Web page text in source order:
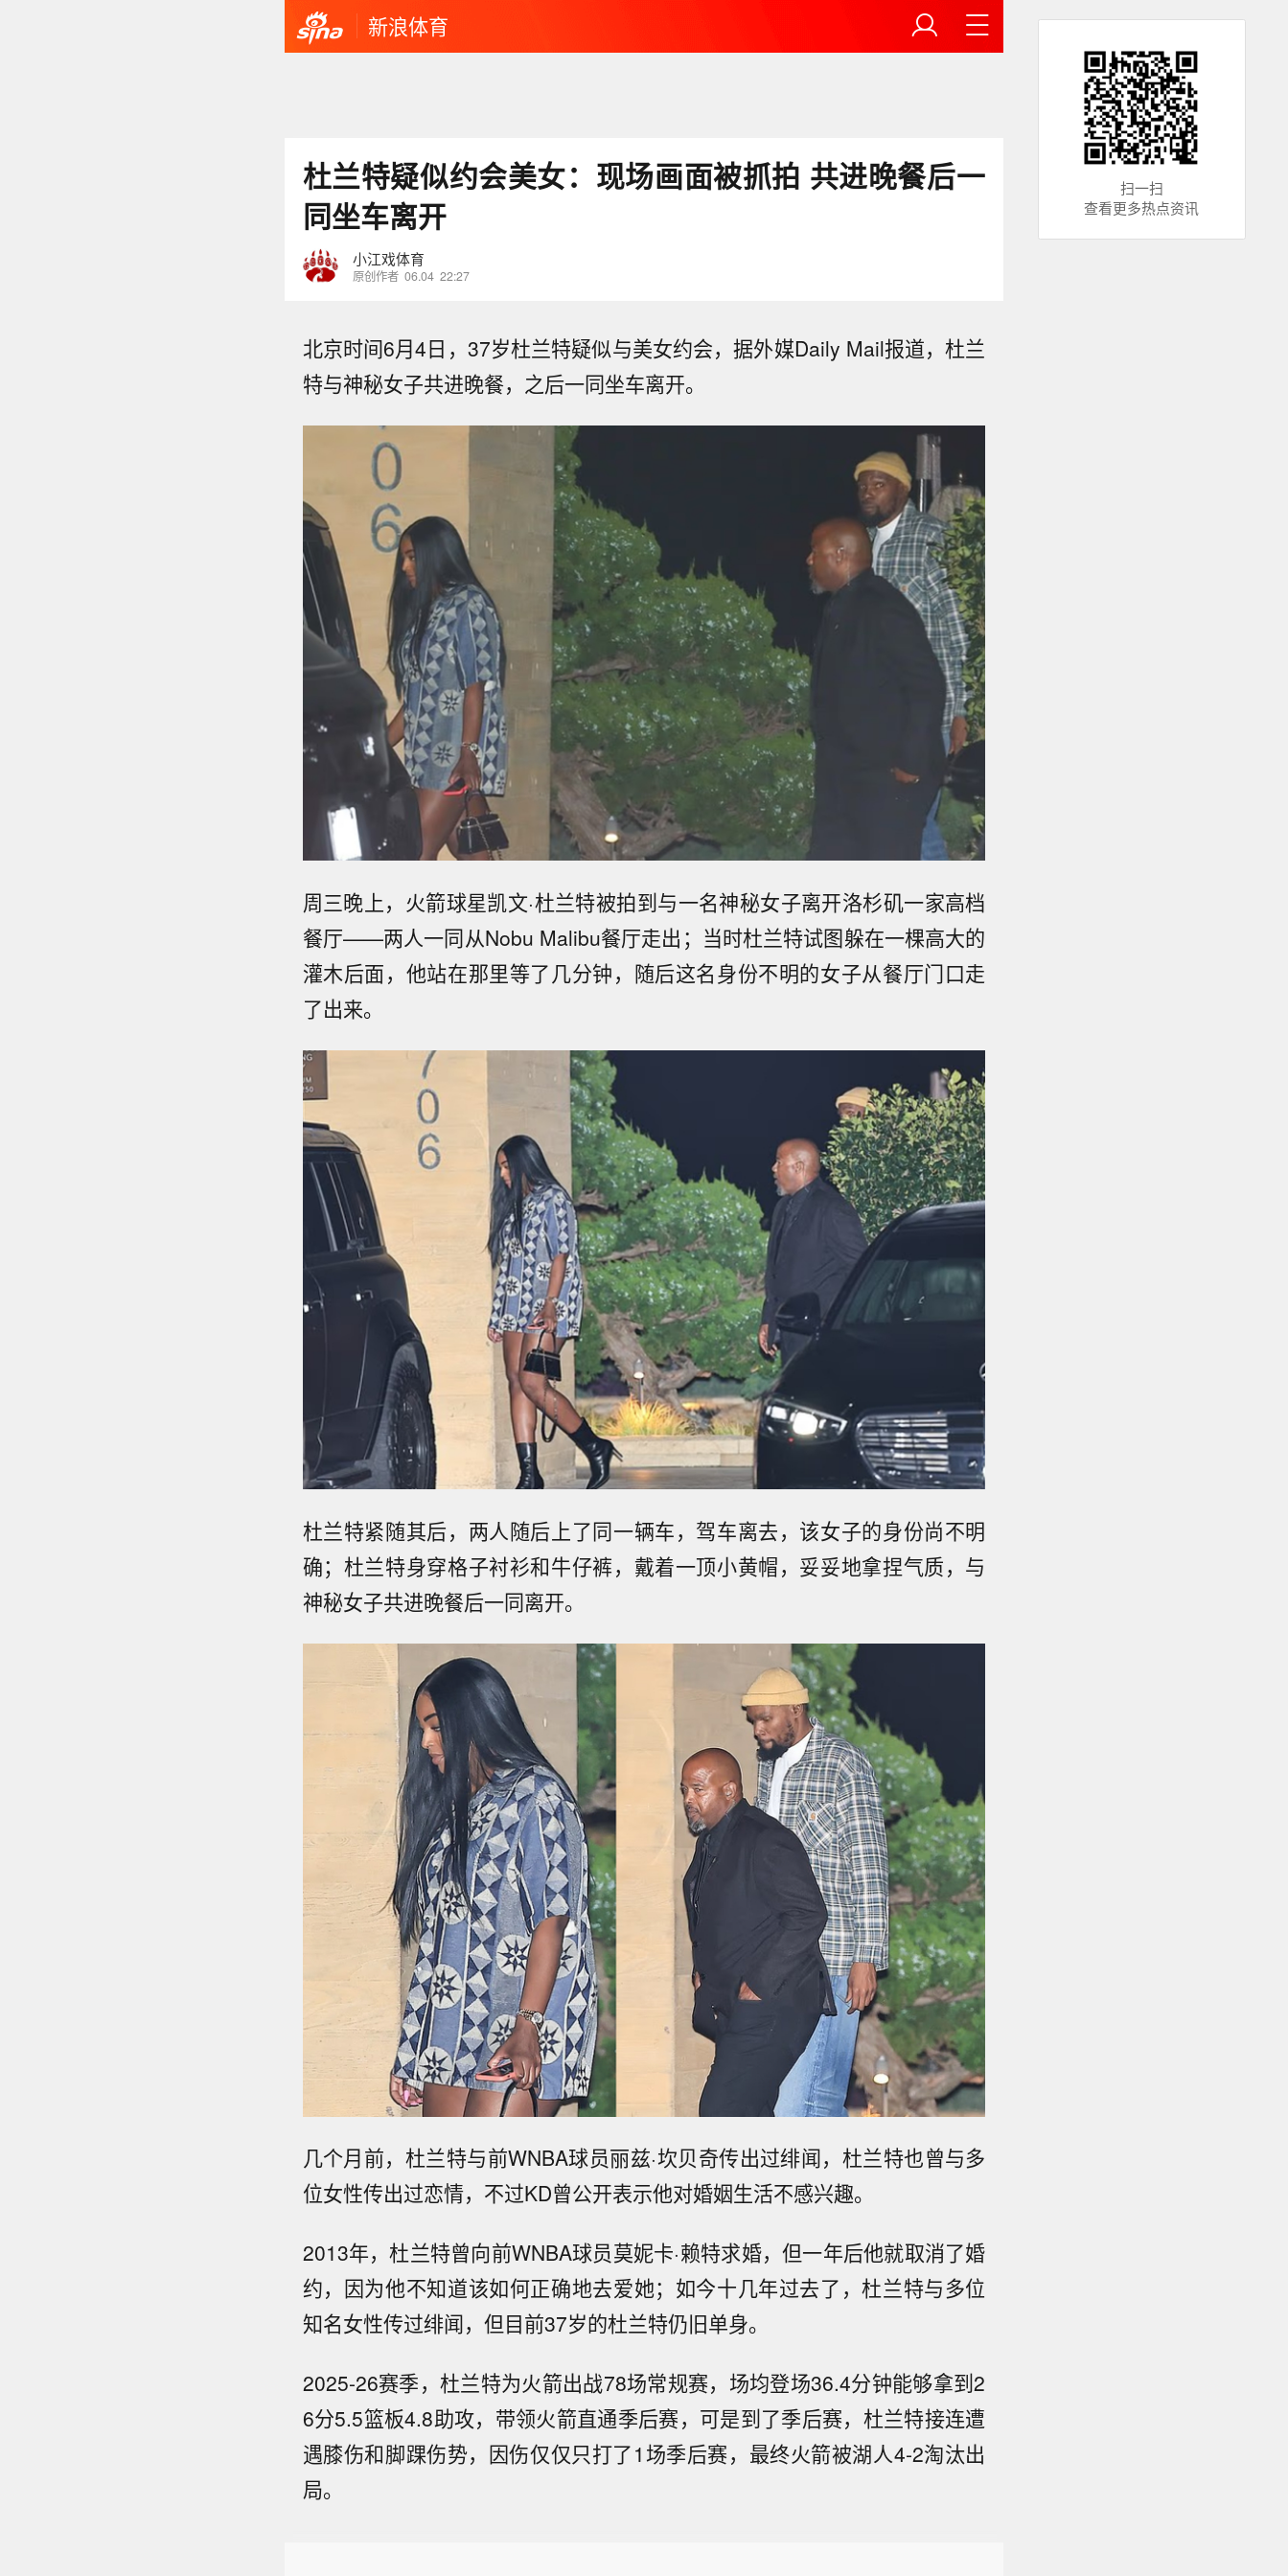
新浪体育
杜兰特疑似约会美女：现场画面被抓拍 共进晚餐后一
同坐车离开
小江戏体育
原创作者 06.04 22:27
北京时间6月4日，37岁杜兰特疑似与美女约会，据外媒Daily Mail报道，杜兰
特与神秘女子共进晚餐，之后一同坐车离开。
周三晚上，火箭球星凯文·杜兰特被拍到与一名神秘女子离开洛杉矶一家高档
餐厅——两人一同从Nobu Malibu餐厅走出；当时杜兰特试图躲在一棵高大的
灌木后面，他站在那里等了几分钟，随后这名身份不明的女子从餐厅门口走
了出来。
杜兰特紧随其后，两人随后上了同一辆车，驾车离去，该女子的身份尚不明
确；杜兰特身穿格子衬衫和牛仔裤，戴着一顶小黄帽，妥妥地拿捏气质，与
神秘女子共进晚餐后一同离开。
几个月前，杜兰特与前WNBA球员丽兹·坎贝奇传出过绯闻，杜兰特也曾与多
位女性传出过恋情，不过KD曾公开表示他对婚姻生活不感兴趣。
2013年，杜兰特曾向前WNBA球员莫妮卡·赖特求婚，但一年后他就取消了婚
约，因为他不知道该如何正确地去爱她；如今十几年过去了，杜兰特与多位
知名女性传过绯闻，但目前37岁的杜兰特仍旧单身。
2025-26赛季，杜兰特为火箭出战78场常规赛，场均登场36.4分钟能够拿到2
6分5.5篮板4.8助攻，带领火箭直通季后赛，可是到了季后赛，杜兰特接连遭
遇膝伤和脚踝伤势，因伤仅仅只打了1场季后赛，最终火箭被湖人4-2淘汰出
局。
扫一扫
查看更多热点资讯